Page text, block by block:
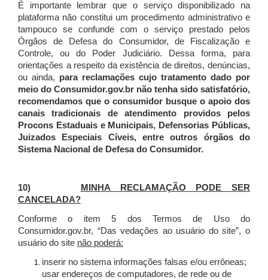
É importante lembrar que o serviço disponibilizado na
plataforma não constitui um procedimento administrativo e
tampouco se confunde com o serviço prestado pelos
Órgãos de Defesa do Consumidor, de Fiscalização e
Controle, ou do Poder Judiciário. Dessa forma, para
orientações a respeito da existência de direitos, denúncias,
ou ainda, para reclamações cujo tratamento dado por
meio do Consumidor.gov.br não tenha sido satisfatório,
recomendamos que o consumidor busque o apoio dos
canais tradicionais de atendimento providos pelos
Procons Estaduais e Municipais, Defensorias Públicas,
Juizados Especiais Cíveis, entre outros órgãos do
Sistema Nacional de Defesa do Consumidor.
10)
MINHA RECLAMAÇÃO PODE SER
CANCELADA?
Conforme o item 5 dos Termos de Uso do
Consumidor.gov.br, “Das vedações ao usuário do site”, o
usuário do site não poderá:
inserir no sistema informações falsas e/ou errôneas;
usar endereços de computadores, de rede ou de